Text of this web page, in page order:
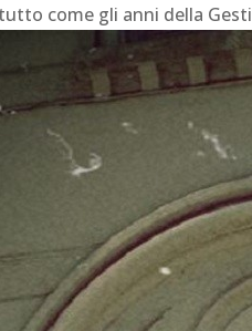
come gli anni della